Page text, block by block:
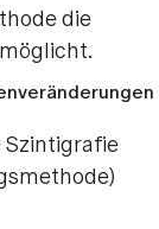
die
Szintigrafie